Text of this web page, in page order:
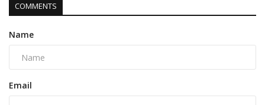
COMMENTS
Name
Email